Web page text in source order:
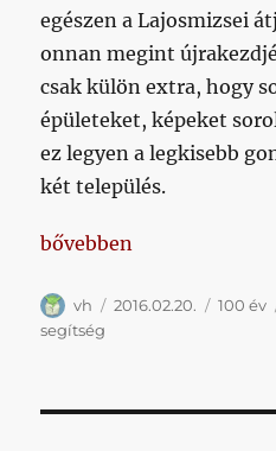
egészen a Lajosmizsei
onnan megint
csak külön extra, hogy
épületeket, képeket
ez legyen a legkisebb
két település.
„Segítségeteket
bővebben
Szerző
vh Közzétéve
2016.02.20. 100 év
segítség